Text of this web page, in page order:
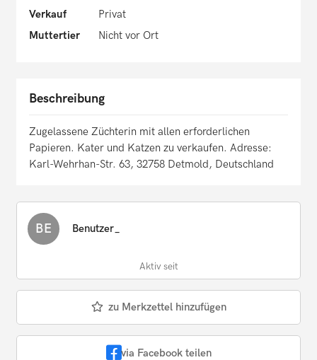
Verkauf
Privat
Muttertier
Nicht vor Ort
Beschreibung
Zugelassene Züchterin mit allen erforderlichen
Papieren. Kater und Katzen zu verkaufen. Adresse:
Karl-Wehrhan-Str. 63, 32758 Detmold, Deutschland
BE Benutzer_
Aktiv seit
zu Merkzettel hinzufügen
via Facebook teilen